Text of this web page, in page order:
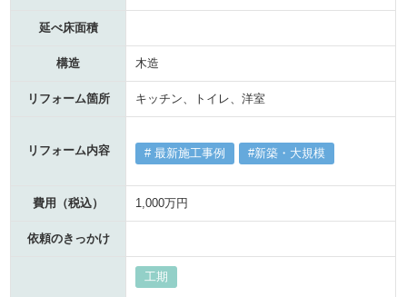
延べ床面積
構造 木造
リフォーム箇所 キッチン、トイレ、洋室
リフォーム内容 最新施工事例 新築・大規模
費用（税込） 1,000万円
依頼のきっかけ
工期